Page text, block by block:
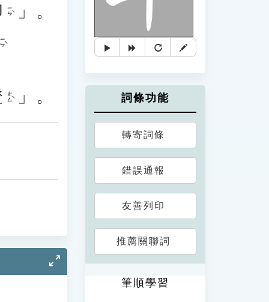
ㄧㄣˋ 」。
ㄧㄣˋ
ㄓㄥˋ 」。 詞條功能
轉寄詞條
錯誤通報
友善列印
推薦關聯詞
筆順學習